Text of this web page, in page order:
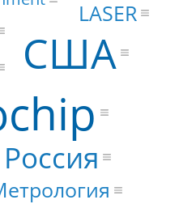
США
Россия
LASER